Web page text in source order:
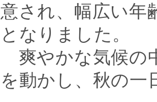
意され、幅広い年
となりました。
爽やかな気候の
を動かし、秋の一